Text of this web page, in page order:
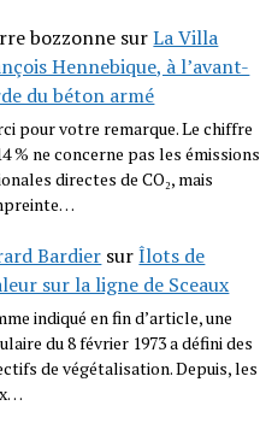
bozzonne surLa Villa
Hennebique, à l’avant-
du béton armé
pour votre remarque. Le chiffre
% ne concerne pas les émissions
directes de CO₂, mais
Bardier surÎlots de
sur la ligne de Sceaux
indiqué en fin d’article, une
du 8 février 1973 a défini des
de végétalisation. Depuis, les